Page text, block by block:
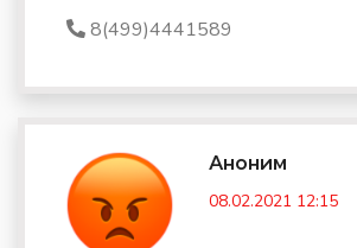
8(499)4441589
Аноним
08.02.2021 12:15